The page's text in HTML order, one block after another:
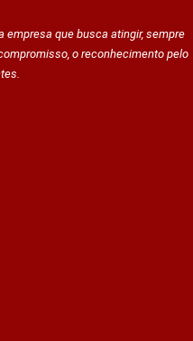
empresa que busca atingir, sempre
o reconhecimento pelo